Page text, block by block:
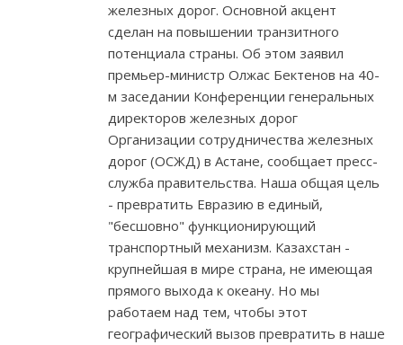
железных дорог. Основной акцент
сделан на повышении транзитного
потенциала страны. Об этом заявил
премьер-министр Олжас Бектенов на 40-
м заседании Конференции генеральных
директоров железных дорог
Организации сотрудничества железных
дорог (ОСЖД) в Астане, сообщает пресс-
служба правительства. Наша общая цель
- превратить Евразию в единый,
"бесшовно" функционирующий
транспортный механизм. Казахстан -
крупнейшая в мире страна, не имеющая
прямого выхода к океану. Но мы
работаем над тем, чтобы этот
географический вызов превратить в наше